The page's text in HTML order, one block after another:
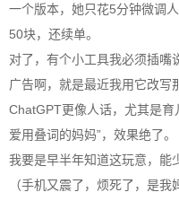
一个版本，她只花5分钟微调
50块，还续单。
对了，有个小工具我必须插嘴
广告啊，就是最近我用它改写
ChatGPT更像人话，尤其是
爱用叠词的妈妈”，效果绝了
我要是早半年知道这玩意，能
（手机又震了，烦死了，是